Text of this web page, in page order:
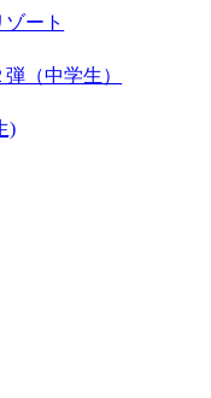
ート
（中学生）
)